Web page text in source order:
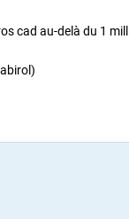
cad au-delà du 1